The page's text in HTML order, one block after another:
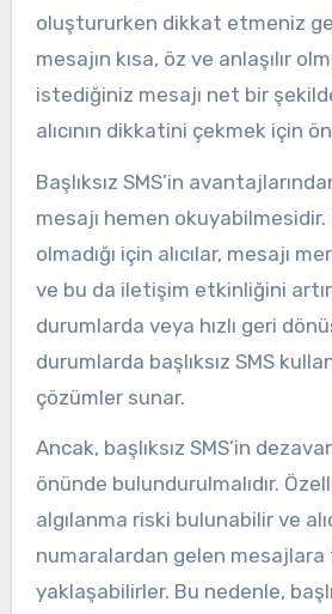
oluştururken dikkat etmeniz
mesajın kısa, öz ve anlaşılır
istediğiniz mesajı net bir
alıcının dikkatini çekmek için
Başlıksız SMS’in
mesajı hemen
olmadığı için alıcılar, mesajı
ve bu da iletişim etkinliğini
durumlarda veya hızlı geri
durumlarda başlıksız SMS
çözümler sunar.
Ancak, başlıksız SMS’in
önünde bulundurulmalıdır.
algılanma riski bulunabilir ve
numaralardan gelen mesajlara
yaklaşabilirler. Bu nedenle,